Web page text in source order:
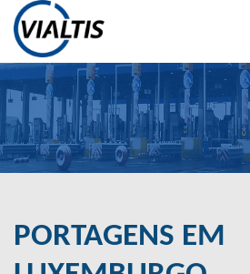
PORTAGENS EM